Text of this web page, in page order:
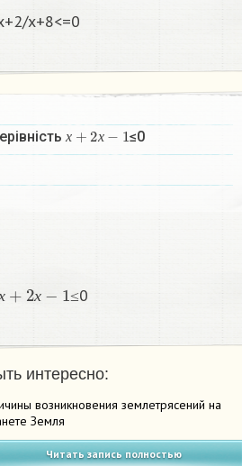
х+8<=0​
х
х+2
х
х−1 ≤0​
х ≤0​
интересно:
возникновения землетрясений на
Земля
Читать запись полностью